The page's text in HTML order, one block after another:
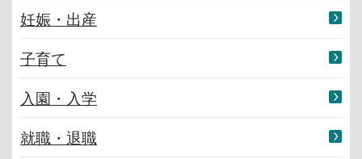
妊娠・出産
子育て
入園・入学
就職・退職